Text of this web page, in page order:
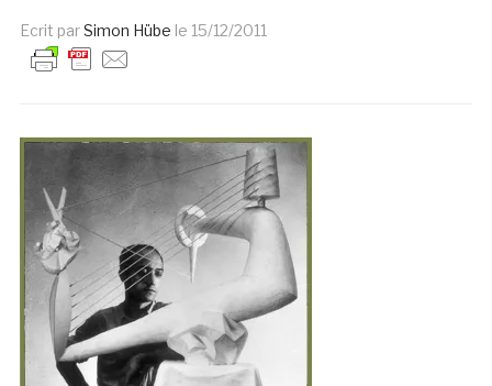
Ecrit parSimon Hübe le 15/12/2011